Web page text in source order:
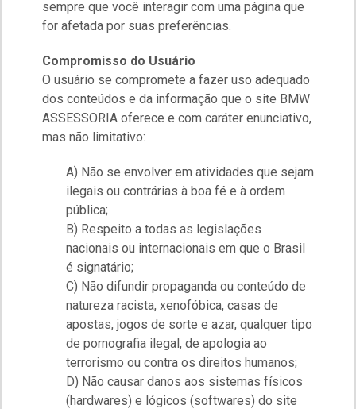
sempre que você interagir com uma página que
for afetada por suas preferências.
Compromisso do Usuário
O usuário se compromete a fazer uso adequado
dos conteúdos e da informação que o site BMW
ASSESSORIA oferece e com caráter enunciativo,
mas não limitativo:
A) Não se envolver em atividades que sejam
ilegais ou contrárias à boa fé e à ordem
pública;
B) Respeito a todas as legislações
nacionais ou internacionais em que o Brasil
é signatário;
C) Não difundir propaganda ou conteúdo de
natureza racista, xenofóbica, casas de
apostas, jogos de sorte e azar, qualquer tipo
de pornografia ilegal, de apologia ao
terrorismo ou contra os direitos humanos;
D) Não causar danos aos sistemas físicos
(hardwares) e lógicos (softwares) do site